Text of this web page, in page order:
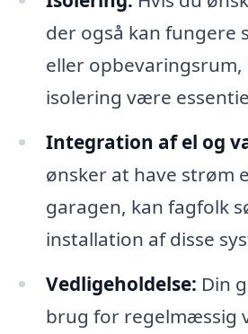
der også kan fungere
eller
isolering være
Integration af el og
ønsker at have strøm
garagen, kan fagfolk
installation af disse
Vedligeholdelse: Din
brug for regelmæssig